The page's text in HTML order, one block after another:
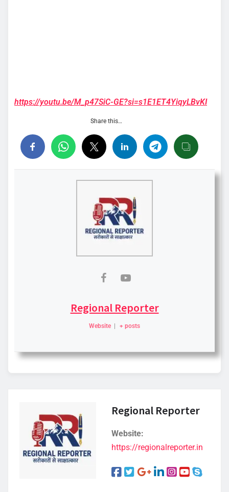
https://youtu.be/M_p47SiC-GE?si=s1E1ET4YiqyLBvKI
Share this…
Regional Reporter
Website | + posts
Regional Reporter
Website:
https://regionalreporter.in